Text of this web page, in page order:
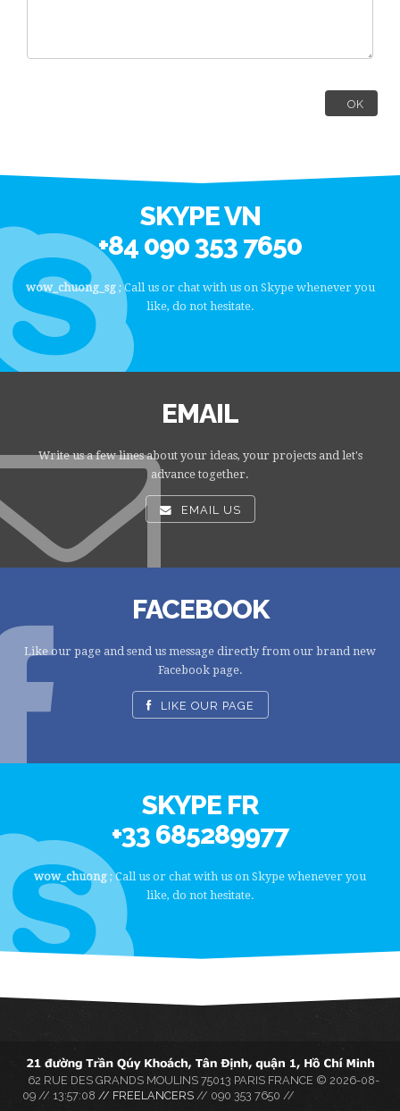
OK
SKYPE VN
+84 090 353 7650
wow_chuong_sg; Call us or chat with us on Skype whenever you
like, do not hesitate.
EMAIL
Write us a few lines about your ideas, your projects and let's
advance together.
EMAIL US
FACEBOOK
Like our page and send us message directly from our brand new
Facebook page.
LIKE OUR PAGE
SKYPE FR
+33 685289977
wow_chuong ; Call us or chat with us on Skype whenever you
like, do not hesitate.
62 RUE DES GRANDS MOULINS 75013 PARIS FRANCE © 2026-08-
09 // 13:57:08 // FREELANCERS // 090 353 7650 //